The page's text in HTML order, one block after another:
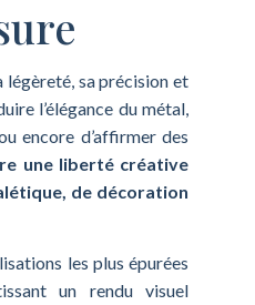
légèreté, sa précision et
l’élégance du métal,
encore d’affirmer des
une liberté créative
de décoration
les plus épurées
un rendu visuel